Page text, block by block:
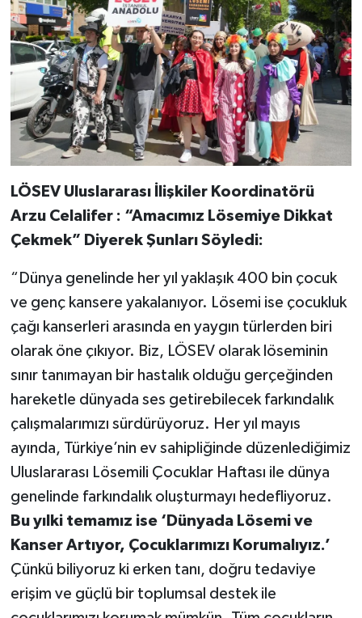
LÖSEV Uluslararası İlişkiler Koordinatörü
Arzu Celalifer : “Amacımız Lösemiye Dikkat
Çekmek” Diyerek Şunları Söyledi:
“Dünya genelinde her yıl yaklaşık 400 bin çocuk
ve genç kansere yakalanıyor. Lösemi ise çocukluk
çağı kanserleri arasında en yaygın türlerden biri
olarak öne çıkıyor. Biz, LÖSEV olarak löseminin
sınır tanımayan bir hastalık olduğu gerçeğinden
hareketle dünyada ses getirebilecek farkındalık
çalışmalarımızı sürdürüyoruz. Her yıl mayıs
ayında, Türkiye’nin ev sahipliğinde düzenlediğimiz
Uluslararası Lösemili Çocuklar Haftası ile dünya
genelinde farkındalık oluşturmayı hedefliyoruz.
Bu yılki temamız ise ‘Dünyada Lösemi ve
Kanser Artıyor, Çocuklarımızı Korumalıyız.’
Çünkü biliyoruz ki erken tanı, doğru tedaviye
erişim ve güçlü bir toplumsal destek ile